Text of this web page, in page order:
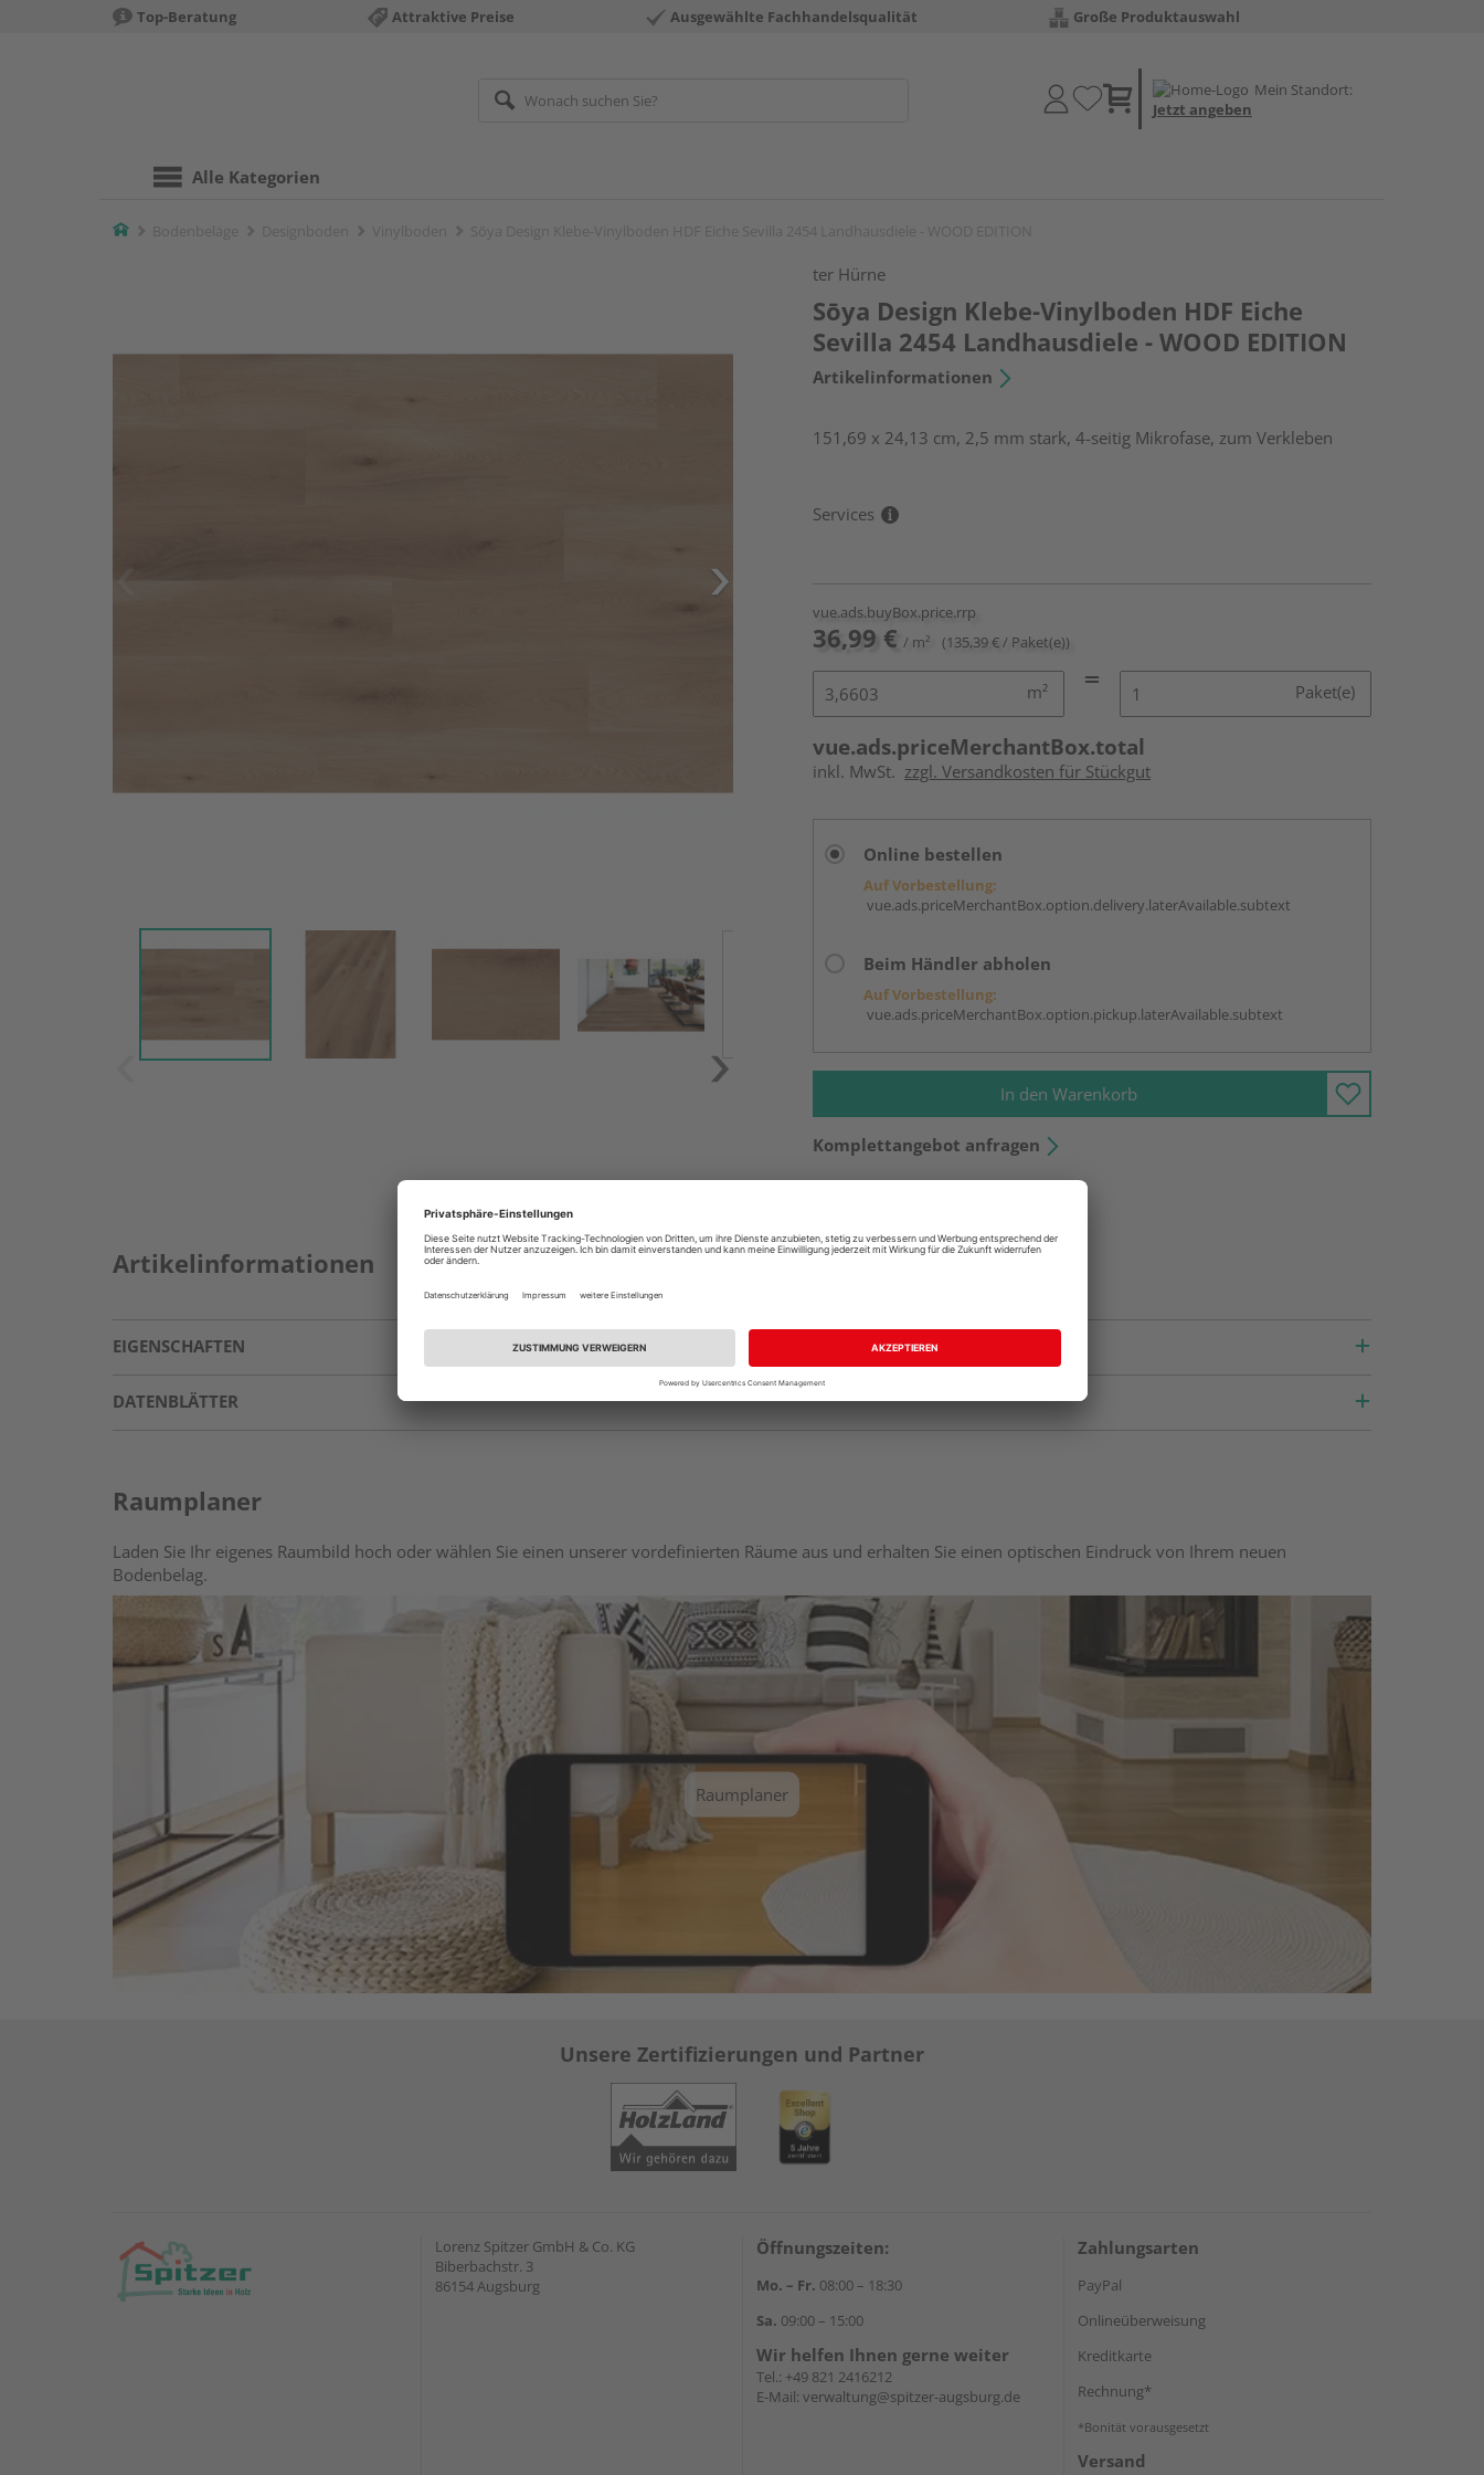
Top-Beratung Attraktive Preise Ausgewählte Fachhandelsqualität Große Produktauswahl
Mein Standort:
Jetzt angeben
Alle Kategorien
Home
ter Hürne
Sōya Design Klebe-Vinylboden HDF Eiche
Sevilla 2454 Landhausdiele - WOOD EDITION
Artikelinformationen
151,69 x 24,13 cm, 2,5 mm stark, 4-seitig Mikrofase, zum Verkleben
Services
vue.ads.buyBox.price.rrp
36,99 € / m² (135,39 € / Paket(e))
m² Paket(e)
vue.ads.priceMerchantBox.total
inkl. MwSt. zzgl. Versandkosten für Stückgut
Online bestellen
Auf Vorbestellung:
vue.ads.priceMerchantBox.option.delivery.laterAvailable.subtext
Beim Händler abholen
Auf Vorbestellung:
vue.ads.priceMerchantBox.option.pickup.laterAvailable.subtext
In den Warenkorb
Komplettangebot anfragen
Artikelinformationen
EIGENSCHAFTEN
DATENBLÄTTER
Raumplaner
Laden Sie Ihr eigenes Raumbild hoch oder wählen Sie einen unserer vordefinierten Räume aus und erhalten Sie einen optischen Eindruck von Ihrem neuen
Bodenbelag.
Raumplaner
Unsere Zertifizierungen und Partner
Lorenz Spitzer GmbH & Co. KG
Biberbachstr. 3
86154 Augsburg
Öffnungszeiten:
Mo. – Fr. 08:00 – 18:30
Sa. 09:00 – 15:00
Wir helfen Ihnen gerne weiter
Tel.: +49 821 2416212
E-Mail: verwaltung@spitzer-augsburg.de
Zahlungsarten
PayPal
Onlineüberweisung
Kreditkarte
Rechnung*
*Bonität vorausgesetzt
Versand